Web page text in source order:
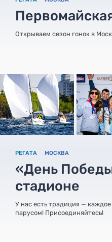
Открываем сезон гонок в
РЕГАТА МОСКВА
«День
стадионе
У нас есть традиция —
парусом! Присоединяйтесь!